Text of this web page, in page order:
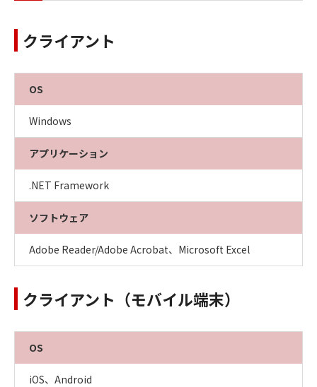
クライアント
OS
Windows
アプリケーション
.NET Framework
ソフトウェア
Adobe Reader/Adobe Acrobat、Microsoft Excel
クライアント（モバイル端末）
OS
iOS、Android